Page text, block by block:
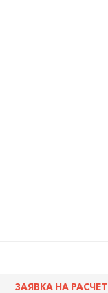
ЗАЯВКА НА РАСЧЕТ